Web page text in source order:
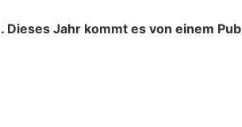
Jahr kommt es von einem Pub